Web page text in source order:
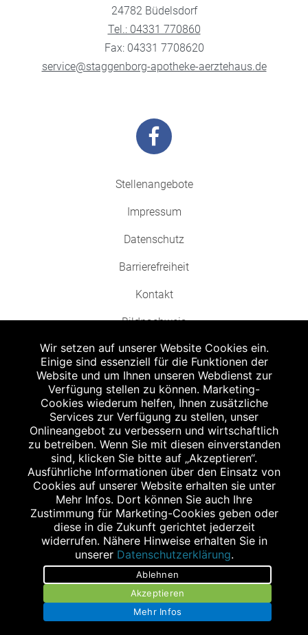
24782 Büdelsdorf
Tel.: 04331 770860
Fax: 04331 7708620
service@staggenborg-apotheke-aerztehaus.de
Stellenangebote
Impressum
Datenschutz
Barrierefreiheit
Kontakt
Bildnachweis
Abgabe in haushaltsüblichen Mengen, solange der Vorrat reicht. Für Druck-
und Satzfehler keine Haftung.
Zu Risiken und Nebenwirkungen lesen Sie die Packungsbeilage und fragen
Sie Ihren Arzt oder Apotheker.
Angabe nach der deutschen Arzneimitteltaxe Apothekenerstattungspreis
(AEP). Der AEP ist keine unverbindliche Preisempfehlung der Hersteller. Der
AEP ist ein von den Apotheken in Ansatz gebrachter Preis für rezeptfreie
Arzneimittel. Er entspricht in der Höhe dem für Apotheken verbindlichen
Abgabepreis, zu dem eine Apotheke in bestimmten Fällen (z.B. bei Kindern
unter 12 Jahren) das Produkt mit der gesetzlichen Krankenversicherung
abrechnet. Der AEP ist der allgemeine Erstattungspreis im Falle einer
Kostenübernahme durch die gesetzlichen Krankenkassen, vor Abzug eines
Zwangsrabattes (zur Zeit 5%) nach §130 Abs. 1 SGB V.
Unverbindliche Preisempfehlung des Herstellers (UVP).
powered by apovena.de
Wir setzen auf unserer Website Cookies ein.
Einige sind essenziell für die Funktionen der
Website und um Ihnen unseren Webdienst zur
Verfügung stellen zu können. Marketing-
Cookies wiederum helfen, Ihnen zusätzliche
Services zur Verfügung zu stellen, unser
Onlineangebot zu verbessern und wirtschaftlich
zu betreiben. Wenn Sie mit diesen einverstanden
sind, klicken Sie bitte auf „Akzeptieren“.
Ausführliche Informationen über den Einsatz von
Cookies auf unserer Website erhalten sie unter
Mehr Infos. Dort können Sie auch Ihre
Zustimmung für Marketing-Cookies geben oder
diese in die Zukunft gerichtet jederzeit
widerrufen. Nähere Hinweise erhalten Sie in
unserer Datenschutzerklärung.
Ablehnen
Akzeptieren
Mehr Infos